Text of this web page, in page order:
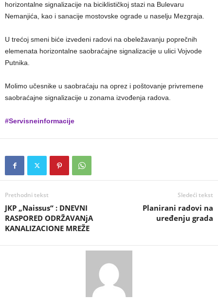
horizontalne signalizacije na biciklističkoj stazi na Bulevaru
Nemanjića, kao i sanacije mostovske ograde u naselju Mezgraja.
U trećoj smeni biće izvedeni radovi na obeležavanju poprečnih
elemenata horizontalne saobraćajne signalizacije u ulici Vojvode
Putnika.
Molimo učesnike u saobraćaju na oprez i poštovanje privremene
saobraćajne signalizacije u zonama izvođenja radova.
#Servisneinformacije
Prethodni tekst
JKP „Naissus“ : DNEVNI
RASPORED ODRŽAVANjA
KANALIZACIONE MREŽE
Sledeći tekst
Planirani radovi na
uređenju grada